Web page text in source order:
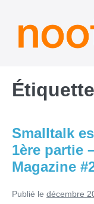
Smalltalk
1ère partie
Magazine
Publié le décembre